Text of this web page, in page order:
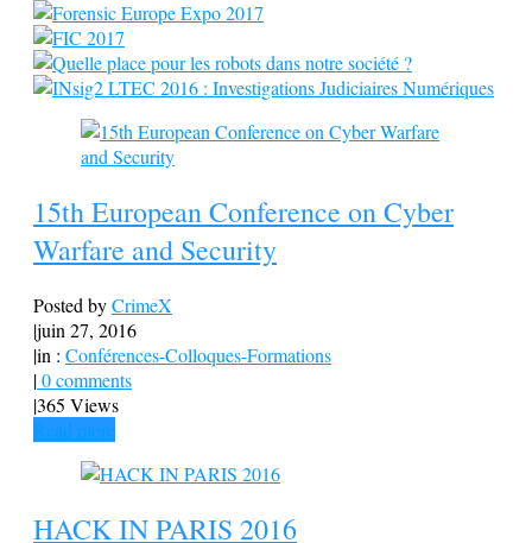
15th European Conference on Cyber
Warfare and Security
Posted byCrimeX
|juin 27, 2016
|in : Conférences-Colloques-Formations
|0 comments
|365 Views
Read more
HACK IN PARIS 2016